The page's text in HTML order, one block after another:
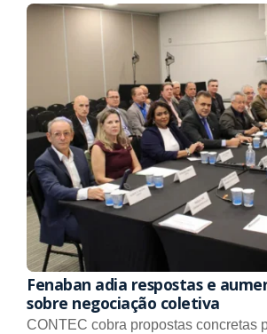
Fenaban adia respostas e
sobre negociação coletiva
CONTEC cobra propostas concretas